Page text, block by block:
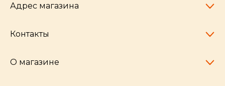
Адрес магазина
Челябинск,
Контакты
pocherkartshop@mail.ru
О магазине